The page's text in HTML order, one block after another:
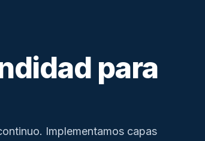
para
Implementamos capas